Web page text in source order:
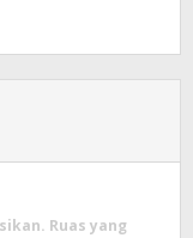
Ruas yang